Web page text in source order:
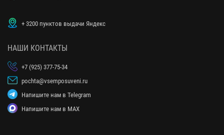
+ 3200 пунктов выдачи Яндекс
НАШИ КОНТАКТЫ
+7 (925) 377-75-34
pochta@vsemposuveni.ru
Напишите нам в Telegram
Напишите нам в MAX